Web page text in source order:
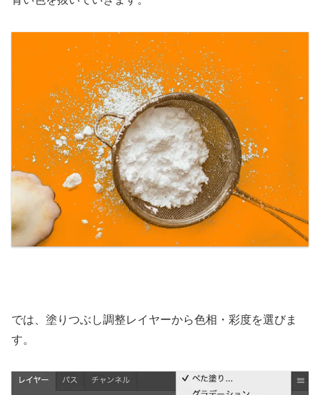
では、塗りつぶし調整レイヤーから色相・彩度を選びま
す。